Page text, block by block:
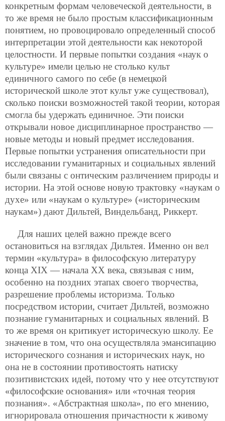
конкретным формам человеческой деятельности, в
то же время не было простым классификационным
понятием, но провоцировало определенный способ
интерпретации этой деятельности как некоторой
целостности. И первые попытки создания «наук о
культуре» имели целью не столько культ
единичного самого по себе (в немецкой
исторической школе этот культ уже существовал),
сколько поиски возможностей такой теории, которая
смогла бы удержать единичное. Эти поиски
открывали новое дисциплинарное пространство —
новые методы и новый предмет исследования.
Первые попытки устранения описательности при
исследовании гуманитарных и социальных явлений
были связаны с онтическим различением природы и
истории. На этой основе новую трактовку «наукам о
духе» или «наукам о культуре» («историческим
наукам») дают Дильтей, Виндельбанд, Риккерт.
Для наших целей важно прежде всего
остановиться на взглядах Дильтея. Именно он вел
термин «культура» в философскую литературу
конца ХIХ — начала ХХ века, связывая с ним,
особенно на поздних этапах своего творчества,
разрешение проблемы историзма. Только
посредством истории, считает Дильтей, возможно
познание гуманитарных и социальных явлений. В
то же время он критикует историческую школу. Ее
значение в том, что она осуществляла эмансипацию
исторического сознания и исторических наук, но
она не в состоянии противостоять натиску
позитивистских идей, потому что у нее отсутствуют
«философские основания» или «точная теория
познания». «Абстрактная школа», по его мнению,
игнорировала отношения причастности к живому